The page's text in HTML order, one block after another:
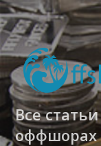
Все
оффшорах